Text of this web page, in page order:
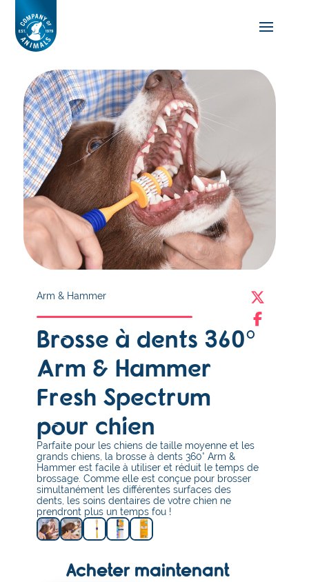
Arm & Hammer
Brosse à dents 360°
Arm & Hammer
Fresh Spectrum
pour chien
Parfaite pour les chiens de taille moyenne et les
grands chiens, la brosse à dents 360° Arm &
Hammer est facile à utiliser et réduit le temps de
brossage. Comme elle est conçue pour brosser
simultanément les différentes surfaces des
dents, les soins dentaires de votre chien ne
prendront plus un temps fou !
Acheter maintenant